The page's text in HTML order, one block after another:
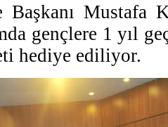
Mustafa
gençlere 1 yıl
hediye ediliyor.